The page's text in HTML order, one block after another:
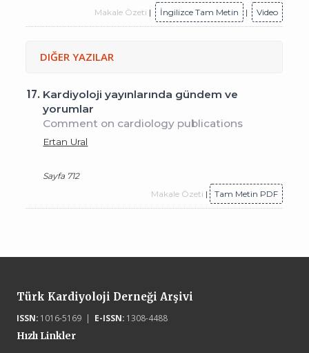
Makale Özeti | İngilizce Tam Metin | Video
DIĞER YAZILAR
17. Kardiyoloji yayınlarında gündem ve
yorumlar
Comment on cardiology publications
Ertan Ural
Sayfa 712
Makale Özeti | Tam Metin PDF
Türk Kardiyoloji Derneği Arşivi
ISSN:1016-5169 | E-ISSN:1308-4488
Hızlı Linkler